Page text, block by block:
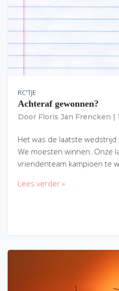
RC'TJE
Achteraf gewonnen?
Door Floris Jan Frencken
Het was de laatste wedstrijd
We moesten winnen. Onze
vriendenteam kampioen te
Lees verder »